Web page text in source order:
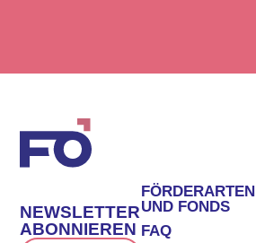
FÖRDERARTEN
UND FONDS
FAQ
NEWSLETTER
ABONNIEREN